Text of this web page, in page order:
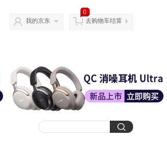
我的京东
0
去购物车结算